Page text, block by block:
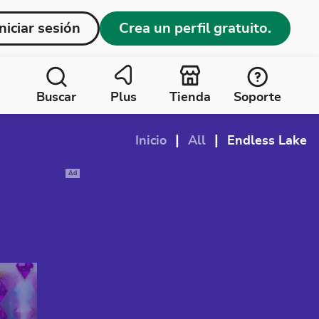
sesión Crea un perfil gratuito.
Buscar Plus Tienda Soporte
Inicio All Endless Lake
Ad